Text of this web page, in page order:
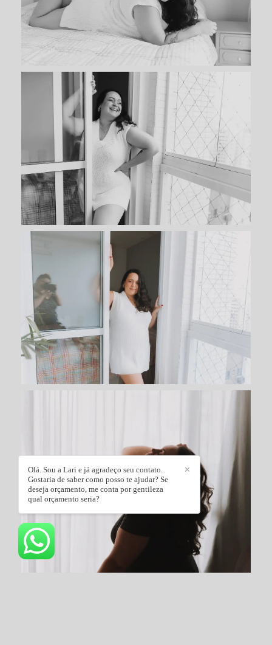
✕
Olá. Sou a Lari e já agradeço seu contato.
Gostaria de saber como posso te ajudar? Se
deseja orçamento, me conta por gentileza
qual orçamento seria?